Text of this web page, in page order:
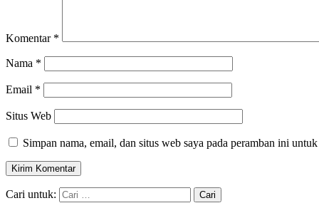
Komentar *
Nama *
Email *
Situs Web
Simpan nama, email, dan situs web saya pada peramban ini
Cari untuk: